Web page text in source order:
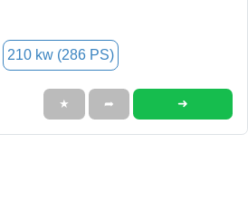
210 kw (286 PS)
★ ➦ ➜